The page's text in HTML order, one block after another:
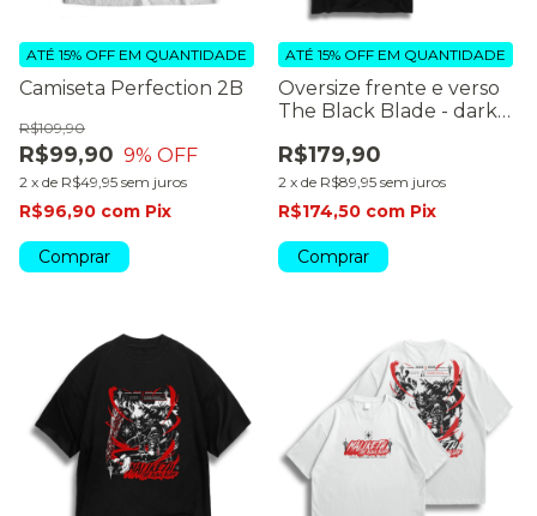
Camiseta Perfection 2B
R$99,90
R$109,90
9% OFF
2 x de R$49,95 sem juros
ATÉ 15% OFF EM QUANTIDADE
R$96,90 com Pix
Comprar
Oversize frente e verso
The Black Blade - dark
R$179,90
2 x de R$89,95 sem juros
ATÉ 15% OFF EM QUANTIDADE
R$174,50 com Pix
Comprar